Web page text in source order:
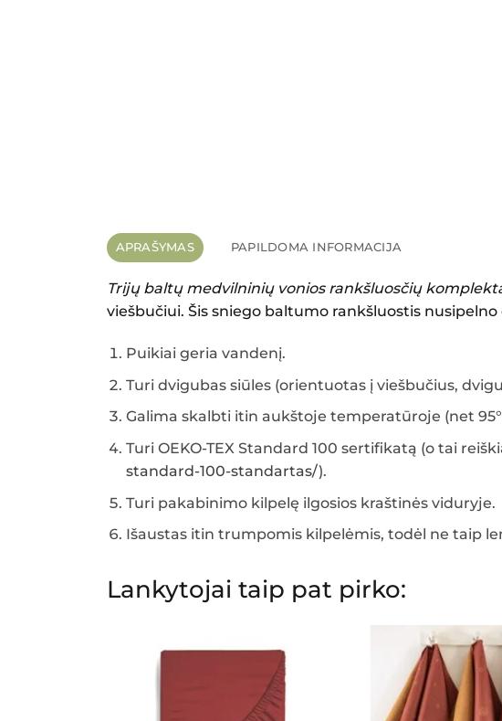
APRAŠYMAS PAPILDOMA INFORMACIJA
Trijų baltų medvilninių vonios rankšluosčių
viešbučiui. Šis sniego baltumo rankšluostis
Puikiai geria vandenį.
Turi dvigubas siūles (orientuotas į viešbučius,
Galima skalbti itin aukštoje temperatūroje (net
Turi OEKO-TEX Standard 100 sertifikatą (o tai
standard-100-standartas/).
Turi pakabinimo kilpelę ilgosios kraštinės viduryje.
Išaustas itin trumpomis kilpelėmis, todėl ne taip
Lankytojai taip pat pirko: